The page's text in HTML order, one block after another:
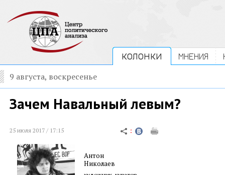
КОЛОНКИ МНЕНИЯ
9 августа, воскресенье
Зачем Навальный левым?
25 июля 2017 / 17:15
Антон
Николаев